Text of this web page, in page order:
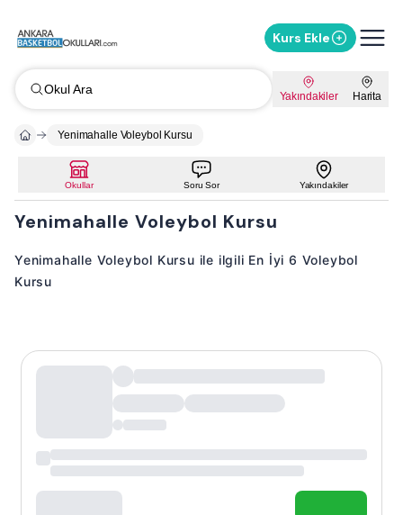
Kurs Ekle
Okul Ara Yakındakiler Harita
Yenimahalle Voleybol Kursu
Okullar Soru Sor Yakındakiler
Yenimahalle Voleybol Kursu
Yenimahalle Voleybol Kursu ile ilgili En İyi 6 Voleybol
Kursu